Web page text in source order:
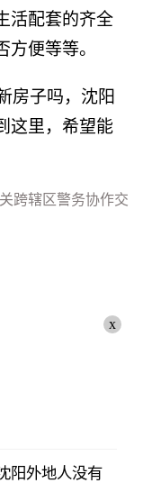
活配套的齐全
便等等。
房子吗，沈阳
这里，希望能
跨辖区警务协作交
x
阳外地人没有